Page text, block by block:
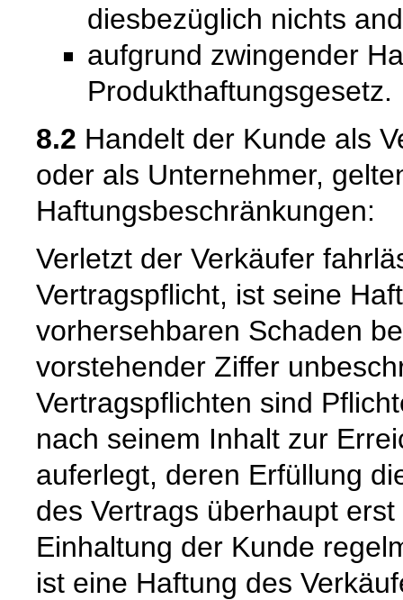
diesbezüglich nichts
aufgrund zwingender
Produkthaftungsgesetz.
8.2 Handelt der Kunde als
oder als Unternehmer,
Haftungsbeschränkungen:
Verletzt der Verkäufer
Vertragspflicht, ist seine
vorhersehbaren Schaden
vorstehender Ziffer
Vertragspflichten sind
nach seinem Inhalt zur
auferlegt, deren Erfüllung
des Vertrags überhaupt
Einhaltung der Kunde
ist eine Haftung des